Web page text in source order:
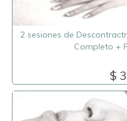
2 sesiones de
Completo +
$